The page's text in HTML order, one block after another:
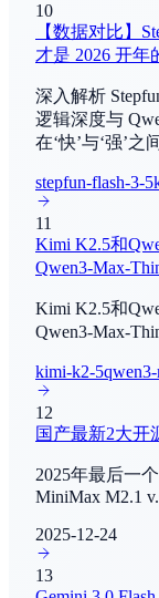
Qwen3.7-
By阿里巴
Qwen3.7
By阿里巴
Gemini
ByGoogle
Grok
ByxAI
Composer
ByxAI
多模态理
多模态理解
CodeForces
编程与软
Simple
常识推理
IMO 2025
数学推理
10
【数据对比】
才是 2026 开年
深入解析
逻辑深度与
在‘快’与‘强’之
stepfun-flash-3-5
11
Kimi K2.5和
Qwen3-Max-
Kimi K2.5和
Qwen3-Max-
kimi-k2-5
12
国产最新2大开
2025年最后一
MiniMax M2.1
2025-12-24
13